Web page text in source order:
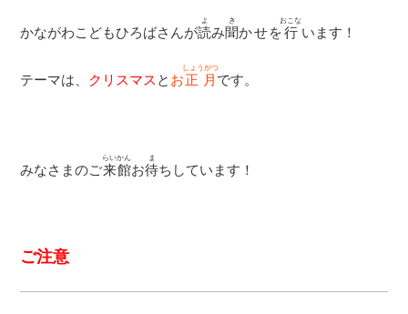
かながわこどもひろばさんが読
よ
み聞
き
かせを行
おこな
います！
テーマは、 クリスマス と お正月
しょうがつ
です。
みなさまのご来館
らいかん
お待
ま
ちしています！
ご注意